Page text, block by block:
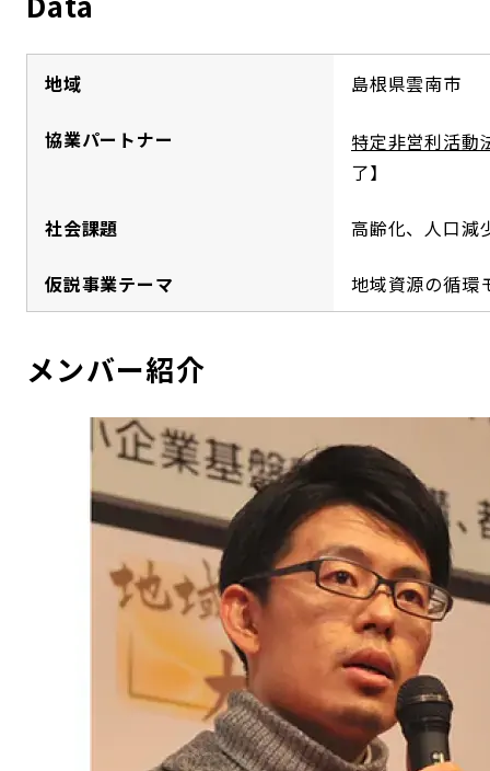
地域 島根県雲南市
協業パートナー
特定非営利活動
了】
社会課題 高齢化、人口減
仮説事業テーマ 地域資源の循環
メンバー紹介